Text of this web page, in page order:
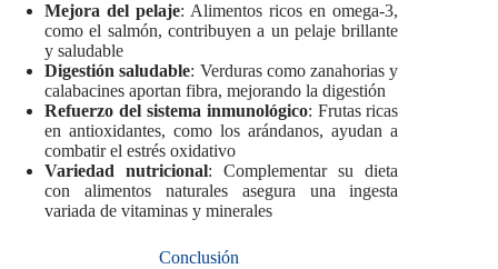
Mejora del pelaje: Alimentos ricos en omega-3,
como el salmón, contribuyen a un pelaje brillante
y saludable
Digestión saludable: Verduras como zanahorias y
calabacines aportan fibra, mejorando la digestión
Refuerzo del sistema inmunológico: Frutas ricas
en antioxidantes, como los arándanos, ayudan a
combatir el estrés oxidativo
Variedad nutricional: Complementar su dieta
con alimentos naturales asegura una ingesta
variada de vitaminas y minerales
Conclusión